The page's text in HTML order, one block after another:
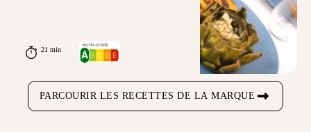
21 min
PARCOURIR LES RECETTES DE LA MARQUE